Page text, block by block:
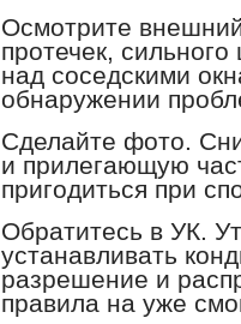
Осмотрите
протечек,
над соседскими
обнаружении
Сделайте фото.
и прилегающую
пригодиться при
Обратитесь в УК.
устанавливать
разрешение и
правила на уже